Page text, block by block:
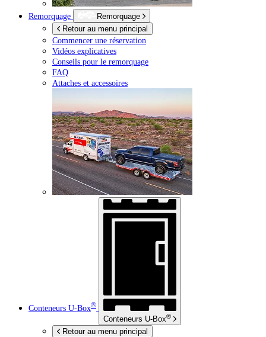
Remorquage
Remorquage
Retour au menu principal
Commencer une réservation
Vidéos explicatives
Conseils pour le remorquage
FAQ
Attaches et accessoires
Conteneurs U-Box®
Conteneurs U-Box®
Retour au menu principal